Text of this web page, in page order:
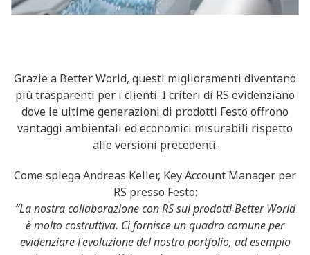
Grazie a Better World, questi miglioramenti diventano
più trasparenti per i clienti. I criteri di RS evidenziano
dove le ultime generazioni di prodotti Festo offrono
vantaggi ambientali ed economici misurabili rispetto
alle versioni precedenti.
Come spiega Andreas Keller, Key Account Manager per
RS ​​presso Festo:
“La nostra collaborazione con RS sui prodotti Better World
è molto costruttiva. Ci fornisce un quadro comune per
evidenziare l'evoluzione del nostro portfolio, ad esempio